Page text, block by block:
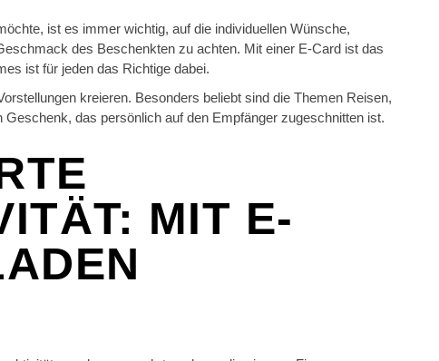
ist es immer wichtig, auf die individuellen Wünsche,
des Beschenkten zu achten. Mit einer E-Card ist das
ist für jeden das Richtige dabei.
kreieren. Besonders beliebt sind die Themen Reisen,
das persönlich auf den Empfänger zugeschnitten ist.
MIT E-